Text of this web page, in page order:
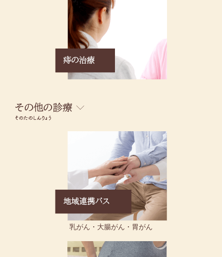
乳がん・大腸がん・胃がん